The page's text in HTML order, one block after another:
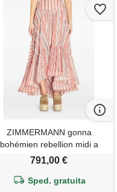
ZIMMERMANN gonna
bohémien rebellion midi a
righe - rosa
791,00 €
Sped. gratuita